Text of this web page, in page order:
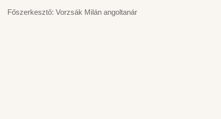
Főszerkesztő: Vorzsák Milán angoltanár